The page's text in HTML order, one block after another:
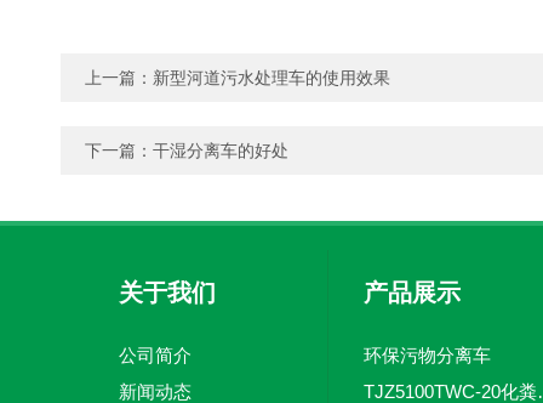
上一篇： 新型河道污水处理车的使用效果
下一篇： 干湿分离车的好处
关于我们
公司简介
新闻动态
产品展示
环保污物分离车